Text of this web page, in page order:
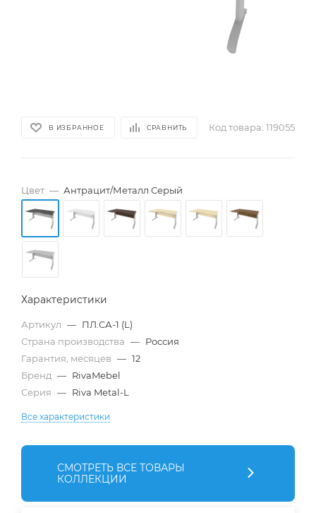
В ИЗБРАННОЕ СРАВНИТЬ Код товара: 119055
Цвет — Антрацит/Металл Серый
Характеристики
Артикул — ПЛ.СА-1 (L)
Страна производства — Россия
Гарантия, месяцев — 12
Бренд — RivaMebel
Серия — Riva Metal-L
Все характеристики
СМОТРЕТЬ ВСЕ ТОВАРЫ
КОЛЛЕКЦИИ